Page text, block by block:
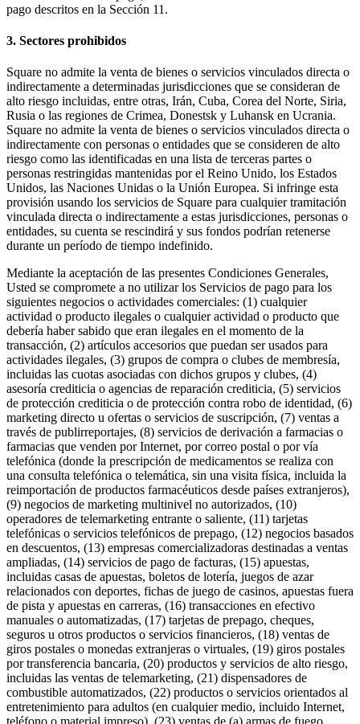
pago descritos en la Sección 11.
3. Sectores prohibidos
Square no admite la venta de bienes o servicios vinculados directa o
indirectamente a determinadas jurisdicciones que se consideran de
alto riesgo incluidas, entre otras, Irán, Cuba, Corea del Norte, Siria,
Rusia o las regiones de Crimea, Donestsk y Luhansk en Ucrania.
Square no admite la venta de bienes o servicios vinculados directa o
indirectamente con personas o entidades que se consideren de alto
riesgo como las identificadas en una lista de terceras partes o
personas restringidas mantenidas por el Reino Unido, los Estados
Unidos, las Naciones Unidas o la Unión Europea. Si infringe esta
provisión usando los servicios de Square para cualquier tramitación
vinculada directa o indirectamente a estas jurisdicciones, personas o
entidades, su cuenta se rescindirá y sus fondos podrían retenerse
durante un período de tiempo indefinido.
Mediante la aceptación de las presentes Condiciones Generales,
Usted se compromete a no utilizar los Servicios de pago para los
siguientes negocios o actividades comerciales: (1) cualquier
actividad o producto ilegales o cualquier actividad o producto que
debería haber sabido que eran ilegales en el momento de la
transacción, (2) artículos accesorios que puedan ser usados para
actividades ilegales, (3) grupos de compra o clubes de membresía,
incluidas las cuotas asociadas con dichos grupos y clubes, (4)
asesoría crediticia o agencias de reparación crediticia, (5) servicios
de protección crediticia o de protección contra robo de identidad, (6)
marketing directo u ofertas o servicios de suscripción, (7) ventas a
través de publirreportajes, (8) servicios de derivación a farmacias o
farmacias que venden por Internet, por correo postal o por vía
telefónica (donde la prescripción de medicamentos se realiza con
una consulta telefónica o telemática, sin una visita física, incluida la
reimportación de productos farmacéuticos desde países extranjeros),
(9) negocios de marketing multinivel no autorizados, (10)
operadores de telemarketing entrante o saliente, (11) tarjetas
telefónicas o servicios telefónicos de prepago, (12) negocios basados
en descuentos, (13) empresas comercializadoras destinadas a ventas
ampliadas, (14) servicios de pago de facturas, (15) apuestas,
incluidas casas de apuestas, boletos de lotería, juegos de azar
relacionados con deportes, fichas de juego de casinos, apuestas fuera
de pista y apuestas en carreras, (16) transacciones en efectivo
manuales o automatizadas, (17) tarjetas de prepago, cheques,
seguros u otros productos o servicios financieros, (18) ventas de
giros postales o monedas extranjeras o virtuales, (19) giros postales
por transferencia bancaria, (20) productos y servicios de alto riesgo,
incluidas las ventas de telemarketing, (21) dispensadores de
combustible automatizados, (22) productos o servicios orientados al
entretenimiento para adultos (en cualquier medio, incluido Internet,